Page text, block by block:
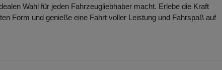
Wahl für jeden Fahrzeugliebhaber macht. Erlebe die Kraft
Form und genieße eine Fahrt voller Leistung und Fahrspaß auf